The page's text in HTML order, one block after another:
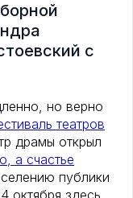
с
но верно
театров
драмы открыл
а счастье
публики